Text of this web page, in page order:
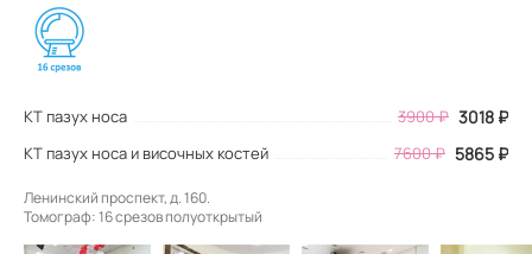
КТ пазух носа 3900₽ 3018 ₽
КТ пазух носа и височных костей 7600 ₽ 5865 ₽
Ленинский проспект, д. 160.
Томограф: 16 срезов полуоткрытый